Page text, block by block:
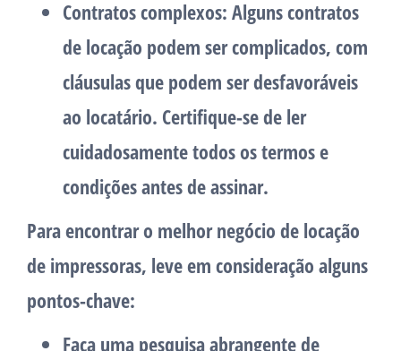
Contratos complexos: Alguns contratos
de locação podem ser complicados, com
cláusulas que podem ser desfavoráveis ​​
ao locatário. Certifique-se de ler
cuidadosamente todos os termos e
condições antes de assinar.
Para encontrar o melhor negócio de locação
de impressoras, leve em consideração alguns
pontos-chave:
Faça uma pesquisa abrangente de